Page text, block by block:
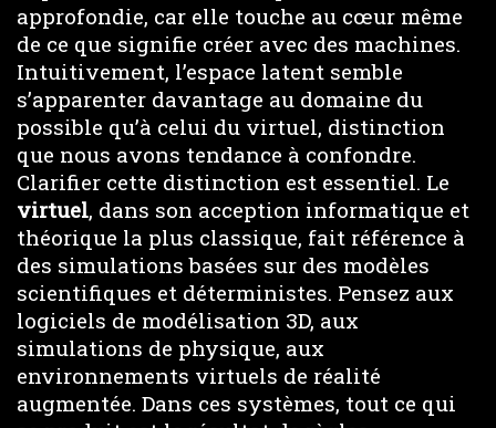
approfondie, car elle touche au cœur même
de ce que signifie créer avec des machines.
Intuitivement, l’espace latent semble
s’apparenter davantage au domaine du
possible qu’à celui du virtuel, distinction
que nous avons tendance à confondre.
Clarifier cette distinction est essentiel. Le
virtuel, dans son acception informatique et
théorique la plus classique, fait référence à
des simulations basées sur des modèles
scientifiques et déterministes. Pensez aux
logiciels de modélisation 3D, aux
simulations de physique, aux
environnements virtuels de réalité
augmentée. Dans ces systèmes, tout ce qui